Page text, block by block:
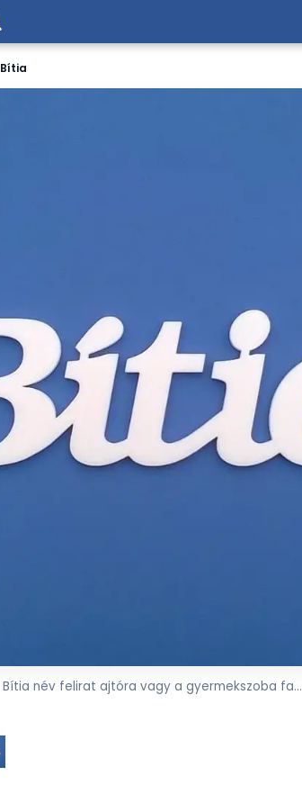
Bítia
Bítia név felirat ajtóra vagy a gyermekszoba fa...